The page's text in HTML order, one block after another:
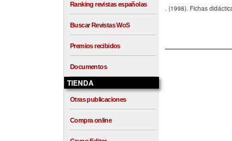
Ranking revistas españolas
Buscar Revistas WoS
Premios recibidos
Documentos
TIENDA
Otras publicaciones
Compra online
. (1998). Fichas